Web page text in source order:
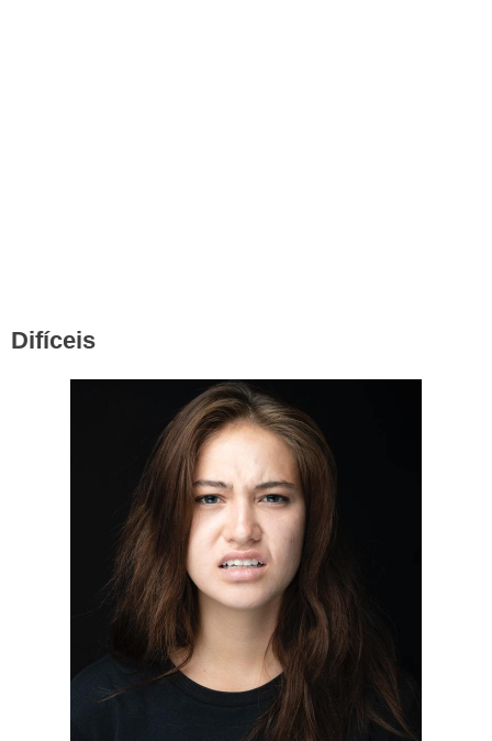
Difíceis